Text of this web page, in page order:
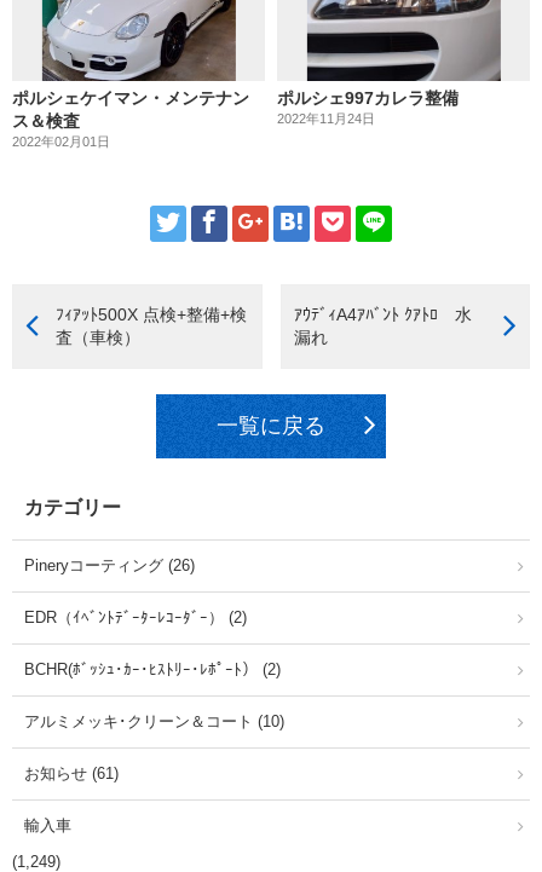
ポルシェケイマン・メンテナン
ス＆検査
2022年02月01日
ポルシェ997カレラ整備
2022年11月24日
ﾌｨｱｯﾄ500X 点検+整備+検
査（車検）
ｱｳﾃﾞｨA4ｱﾊﾞﾝﾄ ｸｱﾄﾛ 水
漏れ
一覧に戻る
カテゴリー
Pineryコーティング (26)
EDR（ｲﾍﾞﾝﾄﾃﾞｰﾀｰﾚｺｰﾀﾞｰ） (2)
BCHR(ﾎﾞｯｼｭ･ｶｰ･ﾋｽﾄﾘｰ･ﾚﾎﾟｰﾄ） (2)
アルミメッキ･クリーン＆コート (10)
お知らせ (61)
輸入車
(1,249)